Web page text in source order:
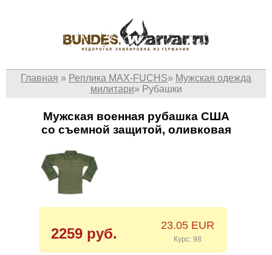
Главная » Реплика MAX-FUCHS» Мужская одежда
милитари» Рубашки
Мужская военная рубашка США
со съемной защитой, оливковая
2259 руб. 23.05 EUR
Курс: 98